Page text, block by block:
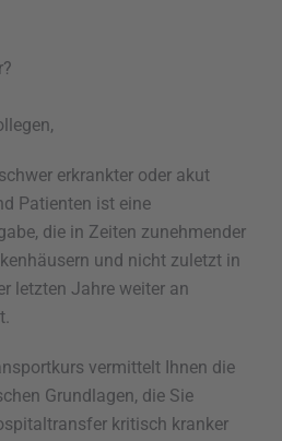
erkrankter oder akut
Patienten ist eine
die in Zeiten zunehmender
und nicht zuletzt in
letzten Jahre weiter an
vermittelt Ihnen die
Grundlagen, die Sie
kritisch kranker